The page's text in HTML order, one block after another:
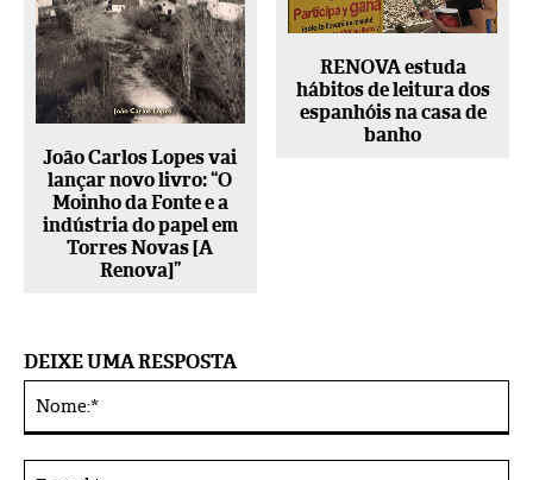
João Carlos Lopes vai
lançar novo livro: “O
Moinho da Fonte e a
indústria do papel em
Torres Novas [A
Renova]”
RENOVA estuda
hábitos de leitura dos
espanhóis na casa de
banho
DEIXE UMA RESPOSTA